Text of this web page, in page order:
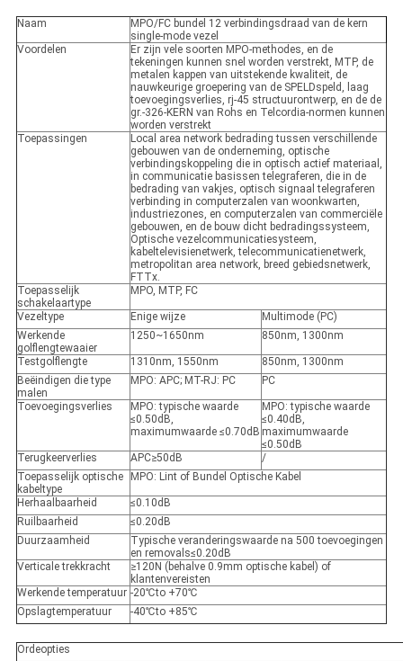
Naam
MPO/FC bundel 12 verbindingsdraad van de kern
single-mode vezel
Voordelen
Er zijn vele soorten MPO-methodes, en de
tekeningen kunnen snel worden verstrekt, MTP, de
metalen kappen van uitstekende kwaliteit, de
nauwkeurige groepering van de SPELDspeld, laag
toevoegingsverlies, rj-45 structuurontwerp, en de de
gr.-326-KERN van Rohs en Telcordia-normen kunnen
worden verstrekt
Toepassingen
Local area network bedrading tussen verschillende
gebouwen van de onderneming, optische
verbindingskoppeling die in optisch actief materiaal,
in communicatie basissen telegraferen, die in de
bedrading van vakjes, optisch signaal telegraferen
verbinding in computerzalen van woonkwarten,
industriezones, en computerzalen van commerciële
gebouwen, en de bouw dicht bedradingssysteem,
Optische vezelcommunicatiesysteem,
kabeltelevisienetwerk, telecommunicatienetwerk,
metropolitan area network, breed gebiedsnetwerk,
FTTx.
Toepasselijk
schakelaartype
MPO, MTP, FC
Vezeltype Enige wijze
Multimode (PC)
Werkende
golflengtewaaier
1250~1650nm 850nm, 1300nm
Testgolflengte 1310nm, 1550nm
850nm, 1300nm
Beëindigen die type
malen
MPO: APC; MT-RJ: PC PC
Toevoegingsverlies
MPO: typische waarde
≤0.50dB,
maximumwaarde ≤0.70dB
MPO: typische waarde
≤0.40dB,
maximumwaarde
≤0.50dB
Terugkeerverlies
APC≥50dB
/
Toepasselijk optische
kabeltype
MPO: Lint of Bundel Optische Kabel
Herhaalbaarheid
≤0.10dB
Ruilbaarheid
≤0.20dB
Duurzaamheid
Typische veranderingswaarde na 500 toevoegingen
en removals≤0.20dB
Verticale trekkracht
≥120N (behalve 0.9mm optische kabel) of
klantenvereisten
Werkende temperatuur -20℃to +70℃
Opslagtemperatuur
-40℃to +85℃
Ordeopties